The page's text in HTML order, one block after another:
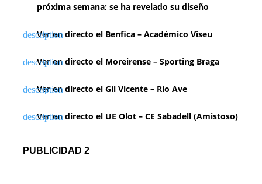
próxima semana; se ha revelado su diseño
Ver en directo el Benfica – Académico Viseu
Ver en directo el Moreirense – Sporting Braga
Ver en directo el Gil Vicente – Rio Ave
Ver en directo el UE Olot – CE Sabadell (Amistoso)
PUBLICIDAD 2